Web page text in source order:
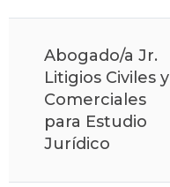
Abogado/a Jr.
Litigios Civiles y
Comerciales
para Estudio
Jurídico